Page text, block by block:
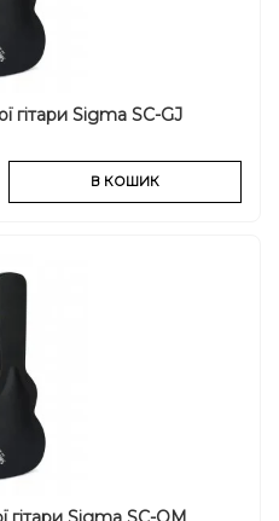
гітари Sigma SC-GJ
В КОШИК